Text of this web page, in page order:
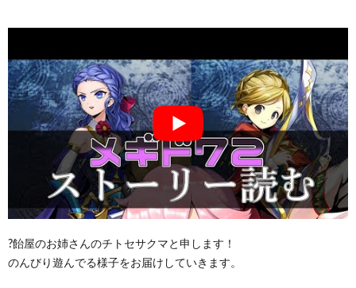
?飴屋のお姉さんのチトセサクマと申します！
のんびり遊んでる様子をお届けしていきます。